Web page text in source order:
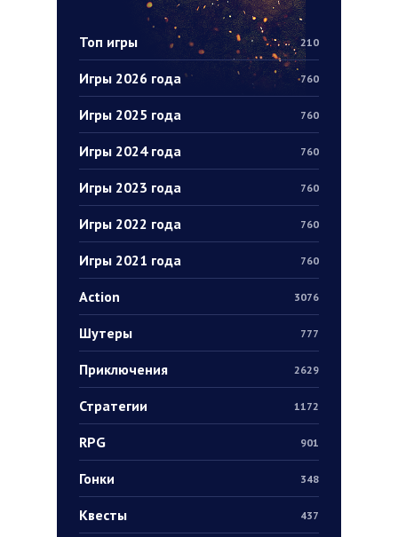
Топ игры 210
Игры 2026 года 760
Игры 2025 года 760
Игры 2024 года 760
Игры 2023 года 760
Игры 2022 года 760
Игры 2021 года 760
Action 3076
Шутеры 777
Приключения 2629
Стратегии 1172
RPG 901
Гонки 348
Квесты 437